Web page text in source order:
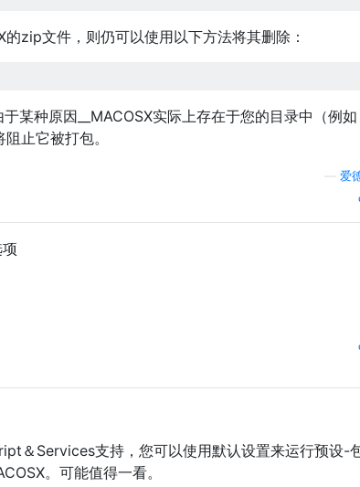
zip文件，则仍可以使用以下方法将其删除：
某种原因__MACOSX实际上存在于您的目录中（例
止它被打包。
爱
＆Services支持，您可以使用默认设置来运行预设-
。可能值得一看。